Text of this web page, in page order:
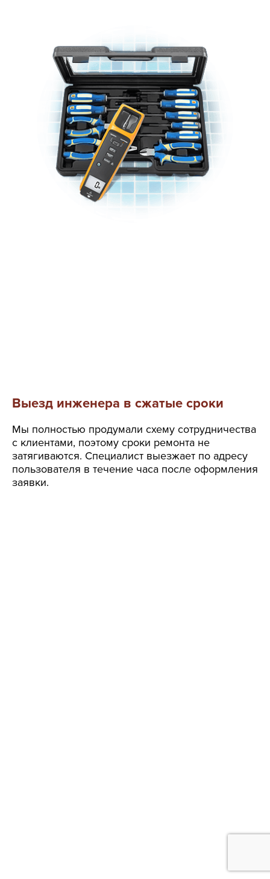
Выезд инженера в сжатые сроки
Мы полностью продумали схему сотрудничества
с клиентами, поэтому сроки ремонта не
затягиваются. Специалист выезжает по адресу
пользователя в течение часа после оформления
заявки.